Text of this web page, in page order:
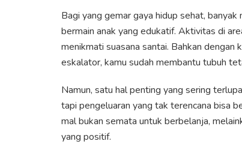
Bagi yang gemar gaya hidup sehat,
bermain anak yang edukatif. Aktivitas di
menikmati suasana santai. Bahkan
eskalator, kamu sudah membantu tubuh
Namun, satu hal penting yang sering
tapi pengeluaran yang tak terencana bisa
mal bukan semata untuk berbelanja,
yang positif.